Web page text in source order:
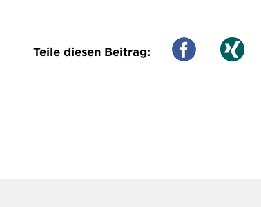
Teile diesen Beitrag: